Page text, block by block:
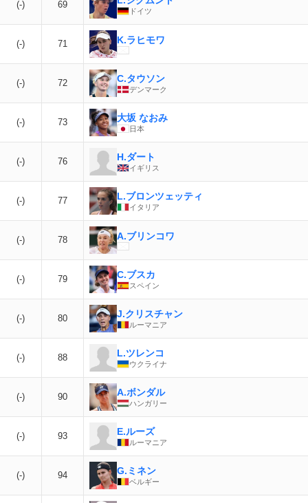
(-) 69
ドイツ
(-) 71 K.ラヒモワ
(-) 72 C.タウソン
デンマーク
(-) 73 大坂 なおみ
日本
(-) 76 H.ダート
イギリス
(-) 77 L.ブロンツェッティ
イタリア
(-) 78 A.ブリンコワ
(-) 79 C.ブスカ
スペイン
(-) 80 J.クリスチャン
ルーマニア
(-) 88 L.ツレンコ
ウクライナ
(-) 90 A.ボンダル
ハンガリー
(-) 93 E.ルーズ
ルーマニア
(-) 94 G.ミネン
ベルギー